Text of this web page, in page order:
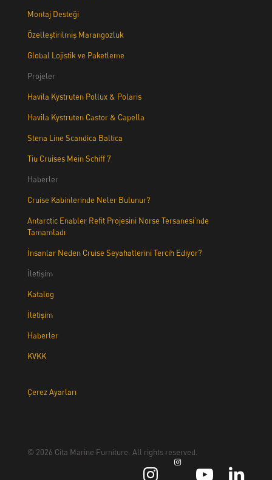
Montaj Desteği
Özelleştirilmiş Marangozluk
Global Lojistik ve Paketleme
Projeler
Havila Kystruten Pollux & Polaris
Havila Kystruten Castor & Capella
Stena Line Scandica Baltica
Tiu Cruises Mein Schiff 7
Haberler
Cruise Kabinlerinde Neler Bulunur?
Antarctic Enabler Refit Projesini Norse Tersanesi’nde
Tamamladı
İnsanlar Neden Cruise Seyahatlerini Tercih Ediyor?
İletişim
Katalog
İletişim
Haberler
KVKK
Çerez Ayarları
© 2026 Cita Marine Furniture. All rights reserved.